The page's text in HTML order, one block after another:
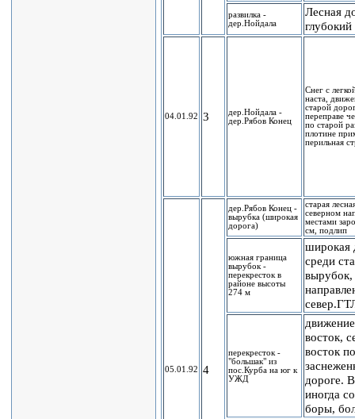
развилка -
дер.Нойдала
Лесная
глубокий
04.01.92 3
дер.Нойдала -
дер.Рябов Конец
Снег с
наста,
старой
переправе
по старой
плотине
перильная
05.01.92 4
дер.Рябов Конец -
вырубка (широкая
дорога)
старая
северном
местами
см, подлип
южная граница
вырубок -
перекресток в
районе высоты
274 м
широкая
среди
вырубок,
перекресток -
"большак" из
пос.Курба на юг к
УЖД
восток,
восток по
дороге.
иногда
боры,